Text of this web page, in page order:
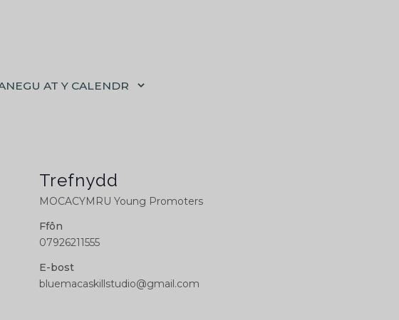
AT Y CALENDR
Trefnydd
MOCACYMRU Young Promoters
Ffôn
07926211555
E-bost
bluemacaskillstudio@gmail.com